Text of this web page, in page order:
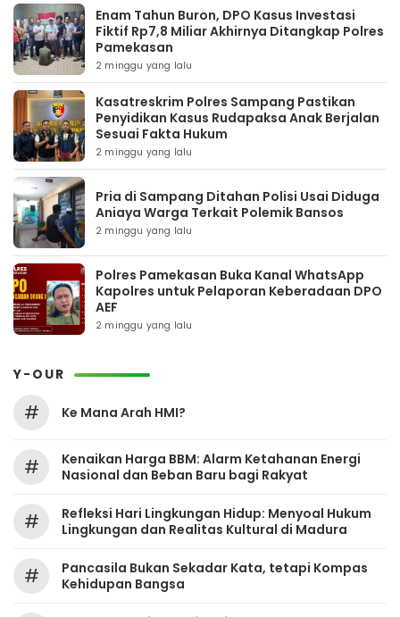
Enam Tahun Buron, DPO Kasus Investasi
Fiktif Rp7,8 Miliar Akhirnya Ditangkap Polres
Pamekasan
2 minggu yang lalu
Kasatreskrim Polres Sampang Pastikan
Penyidikan Kasus Rudapaksa Anak Berjalan
Sesuai Fakta Hukum
2 minggu yang lalu
Pria di Sampang Ditahan Polisi Usai Diduga
Aniaya Warga Terkait Polemik Bansos
2 minggu yang lalu
Polres Pamekasan Buka Kanal WhatsApp
Kapolres untuk Pelaporan Keberadaan DPO
AEF
2 minggu yang lalu
Y-OUR
# Ke Mana Arah HMI?
#
Kenaikan Harga BBM: Alarm Ketahanan Energi
Nasional dan Beban Baru bagi Rakyat
#
Refleksi Hari Lingkungan Hidup: Menyoal Hukum
Lingkungan dan Realitas Kultural di Madura
#
Pancasila Bukan Sekadar Kata, tetapi Kompas
Kehidupan Bangsa